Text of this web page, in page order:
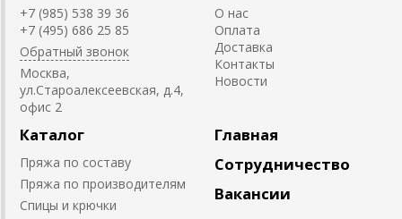
+7 (985) 538 39 36
+7 (495) 686 25 85
Обратный звонок
Москва,
ул.Староалексеевская, д.4,
офис 2
О нас
Оплата
Доставка
Контакты
Новости
Каталог
Пряжа по составу
Пряжа по производителям
Спицы и крючки
Главная
Сотрудничество
Вакансии